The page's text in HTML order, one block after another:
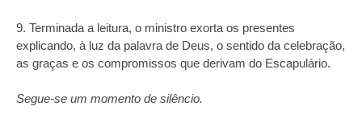
9. Terminada a leitura, o ministro exorta os presentes
explicando, à luz da palavra de Deus, o sentido da celebração,
as graças e os compromissos que derivam do Escapulário.
Segue-se um momento de silêncio.